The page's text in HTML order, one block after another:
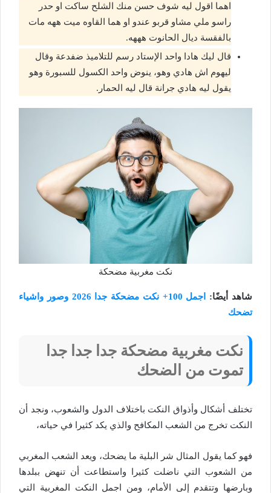
اهما اقول ليه شوف حسن منك الشلح ساكت او حدر
راسو ملي مشاو قربو عندو او هما القاوه ميت ههه مات
بالفقسة ديال الحانوت هههه.
قال ليك هادا واحد الإستاد رسم للتلاميذ ضفدعة وقال
ليهوم اش هادي وهو، ينوض واحد الكسول للسبورة وهو
يقول ليه هادي جرانة قال ليه الحمار.
نكت مغربية مضحكة
شاهد أيضًا:
اجمل 100+ نكت مضحكة جدا 2026 وصور واشياء
تضحك
نكت مغربية مضحكة جدا جدا جدا
تموت من الضحك
تختلف أشكال وأذواق النكت باختلاف الدول والشعوب، ونجد أن
النكت تخرج من الشعب المكافح والذي يكد كثيرا في حياته،
فهو كما يقول المثال شر البلية ما يضحك، ويعد الشعب المغربي
من الشعوب التي ناضلت كثيرا واستطاعت أن تنهض ببلدها
وبارضها وتتقدم إلى الأمام، ومن اجمل النكت المغربية التي